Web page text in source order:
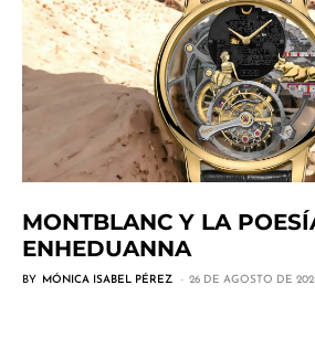
MONTBLANC Y LA
ENHEDUANNA
BY MÓNICA ISABEL PÉREZ 26 DE AGOSTO DE